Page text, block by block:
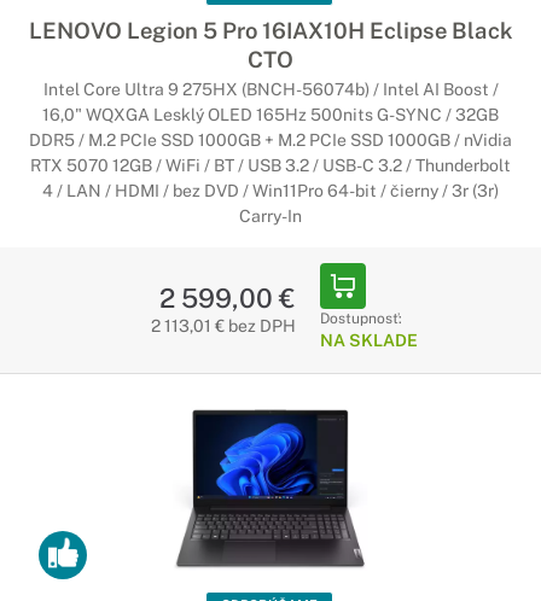
LENOVO Legion 5 Pro 16IAX10H Eclipse Black
CTO
Intel Core Ultra 9 275HX (BNCH-56074b) / Intel AI Boost /
16,0" WQXGA Lesklý OLED 165Hz 500nits G-SYNC / 32GB
DDR5 / M.2 PCIe SSD 1000GB + M.2 PCIe SSD 1000GB / nVidia
RTX 5070 12GB / WiFi / BT / USB 3.2 / USB-C 3.2 / Thunderbolt
4 / LAN / HDMI / bez DVD / Win11Pro 64-bit / čierny / 3r (3r)
Carry-In
2 599,00 €
2 113,01 € bez DPH Dostupnosť:
NA SKLADE